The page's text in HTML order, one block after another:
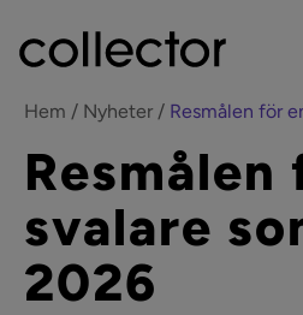
Hem Nyheter Resmålen för
Resmålen
svalare
2026